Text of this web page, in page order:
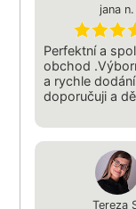
jana n.
Perfektní a
obchod
a rychle
doporučuji a
Tereza